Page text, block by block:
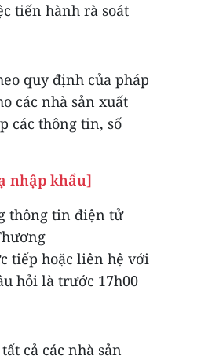
tiến hành rà soát
quy định của pháp
các nhà sản xuất
các thông tin, số
nhập khẩu]
thông tin điện tử
tiếp hoặc liên hệ với
hỏi là trước 17h00
cả các nhà sản